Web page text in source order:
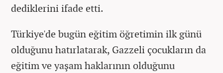
dediklerini ifade etti.
Türkiye'de bugün eğitim öğretimin ilk günü
olduğunu hatırlatarak, Gazzeli çocukların da
eğitim ve yaşam haklarının olduğunu